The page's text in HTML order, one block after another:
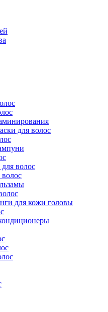
для волос
волос
для кожи головы